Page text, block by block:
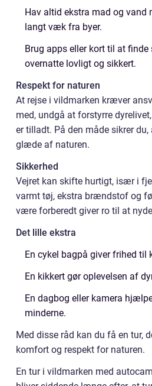
Hav altid ekstra mad og vand
langt væk fra byer.
Brug apps eller kort til at finde
overnatte lovligt og sikkert.
Respekt for naturen
At rejse i vildmarken kræver
med, undgå at forstyrre
er tilladt. På den måde sikrer
glæde af naturen.
Sikkerhed
Vejret kan skifte hurtigt, især i
varmt tøj, ekstra brændstof og
være forberedt giver ro til at
Det lille ekstra
En cykel bagpå giver frihed til
En kikkert gør oplevelsen af
En dagbog eller kamera
minderne.
Med disse råd kan du få en tur,
komfort og respekt for naturen.
En tur i vildmarken med